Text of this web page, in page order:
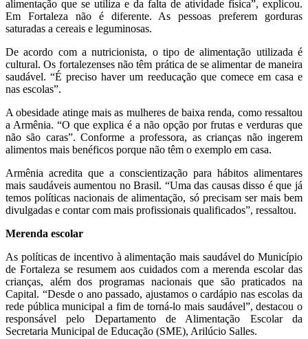
alimentação que se utiliza e da falta de atividade física”, explicou.
Em Fortaleza não é diferente. As pessoas preferem gorduras
saturadas a cereais e leguminosas.
De acordo com a nutricionista, o tipo de alimentação utilizada é
cultural. Os fortalezenses não têm prática de se alimentar de maneira
saudável. “É preciso haver um reeducação que comece em casa e
nas escolas”.
A obesidade atinge mais as mulheres de baixa renda, como ressaltou
a Armênia. “O que explica é a não opção por frutas e verduras que
não são caras”. Conforme a professora, as crianças não ingerem
alimentos mais benéficos porque não têm o exemplo em casa.
Armênia acredita que a conscientização para hábitos alimentares
mais saudáveis aumentou no Brasil. “Uma das causas disso é que já
temos políticas nacionais de alimentação, só precisam ser mais bem
divulgadas e contar com mais profissionais qualificados”, ressaltou.
Merenda escolar
As políticas de incentivo à alimentação mais saudável do Município
de Fortaleza se resumem aos cuidados com a merenda escolar das
crianças, além dos programas nacionais que são praticados na
Capital. “Desde o ano passado, ajustamos o cardápio nas escolas da
rede pública municipal a fim de torná-lo mais saudável”, destacou o
responsável pelo Departamento de Alimentação Escolar da
Secretaria Municipal de Educação (SME), Arilúcio Salles.